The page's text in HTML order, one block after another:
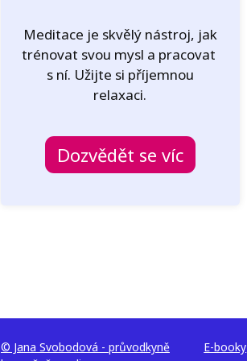
Meditace je skvělý nástroj, jak
trénovat svou mysl a pracovat
s ní. Užijte si příjemnou
relaxaci.
Dozvědět se víc
© Jana Svobodová - průvodkyně
E-booky